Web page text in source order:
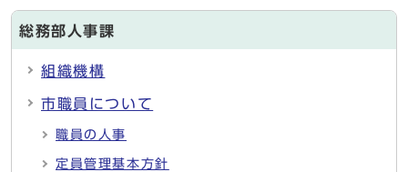
総務部人事課
組織機構
市職員について
職員の人事
定員管理基本方針